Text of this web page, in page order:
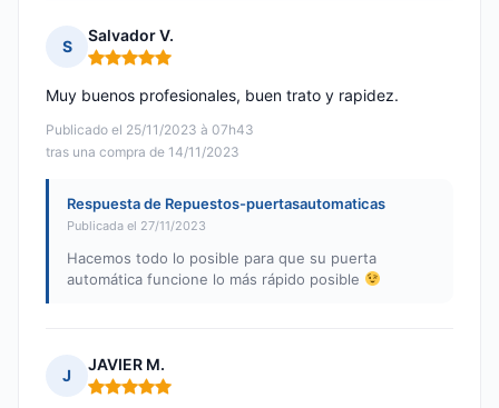
S
Salvador V.
Nota: 5 de 5
Publicado el 25/11/2023 à 07h43
tras una compra de 14/11/2023
Muy buenos profesionales, buen trato y rapidez.
Respuesta de Repuestos-puertasautomaticas
Publicada el 27/11/2023
Hacemos todo lo posible para que su puerta
automática funcione lo más rápido posible
J
JAVIER M.
Nota: 5 de 5